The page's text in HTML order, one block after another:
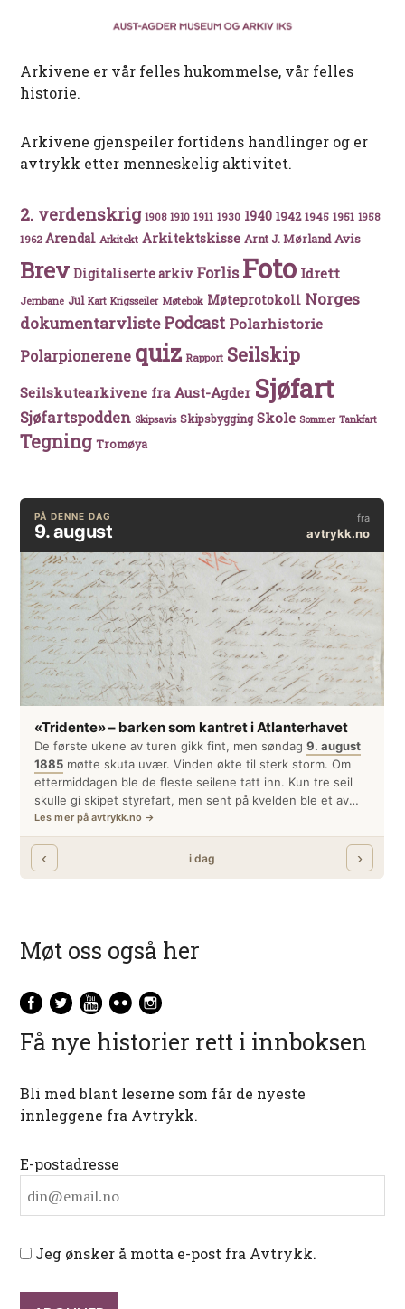
Arkivene er vår felles hukommelse, vår felles
historie.
Arkivene gjenspeiler fortidens handlinger og er
avtrykk etter menneskelig aktivitet.
2. verdenskrig 1908 1910 1911 1930 1940 1942 1945 1951 1958
1962 Arendal Arkitekt Arkitektskisse Arnt J. Mørland Avis
Brev Digitaliserte arkiv Forlis Foto Idrett
Jernbane Jul Kart Krigsseiler Møtebok Møteprotokoll Norges
dokumentarvlistePodcast Polarhistorie
Polarpionerene quiz Rapport Seilskip
Seilskutearkivene fra Aust-Agder Sjøfart
Sjøfartspodden Skipsavis Skipsbygging Skole Sommer Tankfart
Tegning Tromøya
Møt oss også her
Få nye historier rett i innboksen
Bli med blant leserne som får de nyeste
innleggene fra Avtrykk.
E-postadresse
Jeg ønsker å motta e-post fra Avtrykk.